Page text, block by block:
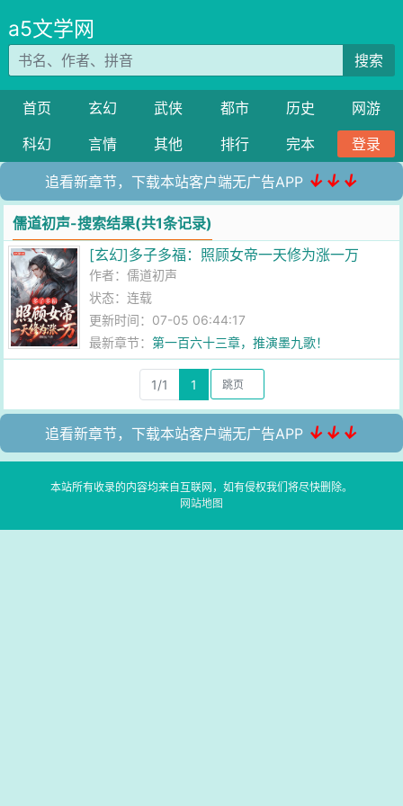
a5文学网
搜索
首页 玄幻 武侠 都市 历史
网游
科幻
言情 其他 排行 完本 登录
追看新章节，下载本站客户端无广告APP ↓↓↓
儒道初声-搜索结果(共1条记录)
[玄幻]多子多福：照顾女帝一天修为涨一万
作者：儒道初声
状态：连载
更新时间：07-05 06:44:17
最新章节：第一百六十三章，推演墨九歌！
1/1 1
追看新章节，下载本站客户端无广告APP ↓↓↓
本站所有收录的内容均来自互联网，如有侵权我们将尽快删除。
网站地图